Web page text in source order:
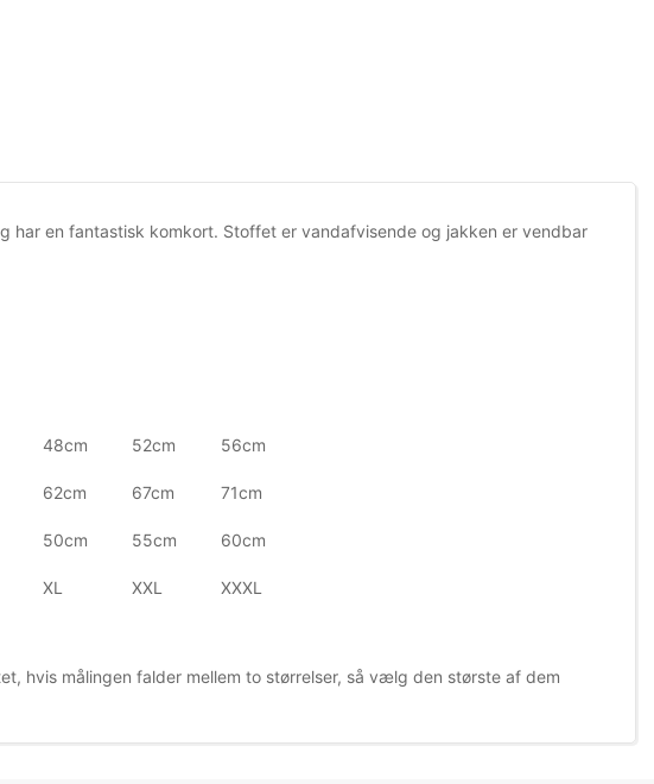
har en fantastisk komkort. Stoffet er vandafvisende og jakken er vendbar
48cm 52cm 56cm
62cm 67cm 71cm
50cm 55cm 60cm
XL XXL XXXL
hvis målingen falder mellem to størrelser, så vælg den største af dem